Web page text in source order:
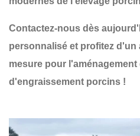
Contactez-nous dès
personnalisé et profitez
mesure pour
d'engraissement porcins !